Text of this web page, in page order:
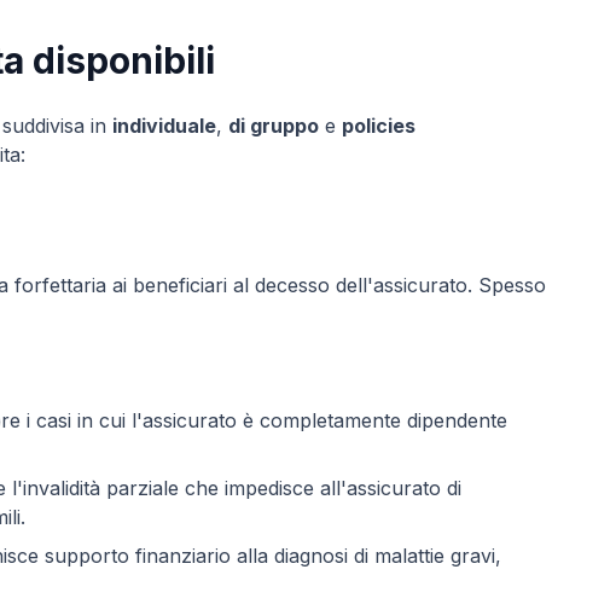
disponibili
in individuale, di gruppo e policies
forfettaria ai beneficiari al decesso dell'assicurato. Spesso
i casi in cui l'assicurato è completamente dipendente
l'invalidità parziale che impedisce all'assicurato di
supporto finanziario alla diagnosi di malattie gravi,